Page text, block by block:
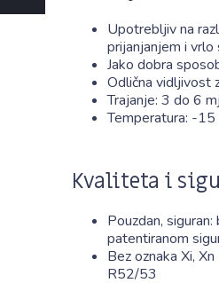
Upotrebljiv na
prijanjanjem i vrlo
Jako dobra
Odlična vidljivost
Trajanje: 3 do 6
Temperatura: -15
Kvaliteta i
Pouzdan,
patentiranom
Bez oznaka Xi,
R52/53